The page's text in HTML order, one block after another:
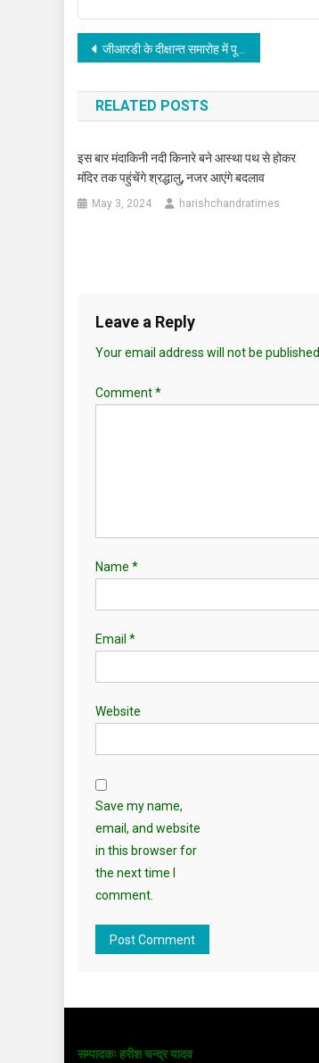
Post
navigation
जीआरडी के दीक्षान्त समारोह में पूर्व मेयर गामा ने छात्रों को वितरित की उपाधियां
RELATED POSTS
इस बार मंदाकिनी नदी किनारे बने आस्था पथ से होकर
मंदिर तक पहुंचेंगे श्रद्धालु, नजर आएंगे बदलाव
May 3, 2024 harishchandratimes
Leave a Reply
Your email address will not be published.
Comment*
Name *
Email *
Website
Save my name,
email, and website
in this browser for
the next time I
comment.
सम्पादकः हरीश चन्द्र यादव